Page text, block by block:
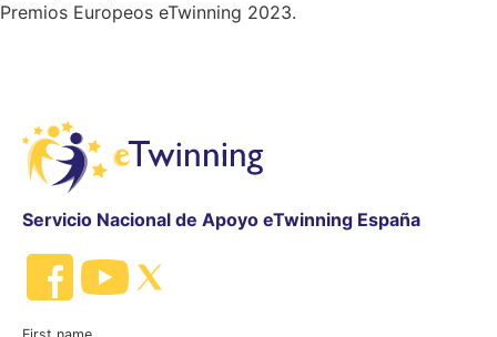
Premios Europeos eTwinning 2023.
Servicio Nacional de Apoyo eTwinning España